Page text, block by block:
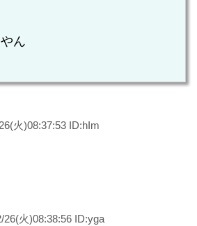
ん
火)08:37:53 ID:hIm
26(火)08:38:56 ID:yga